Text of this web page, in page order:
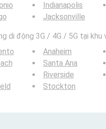
Indianapolis
Jacksonville
di động 3G / 4G / 5G tại khu
Anaheim
Santa Ana
Riverside
Stockton